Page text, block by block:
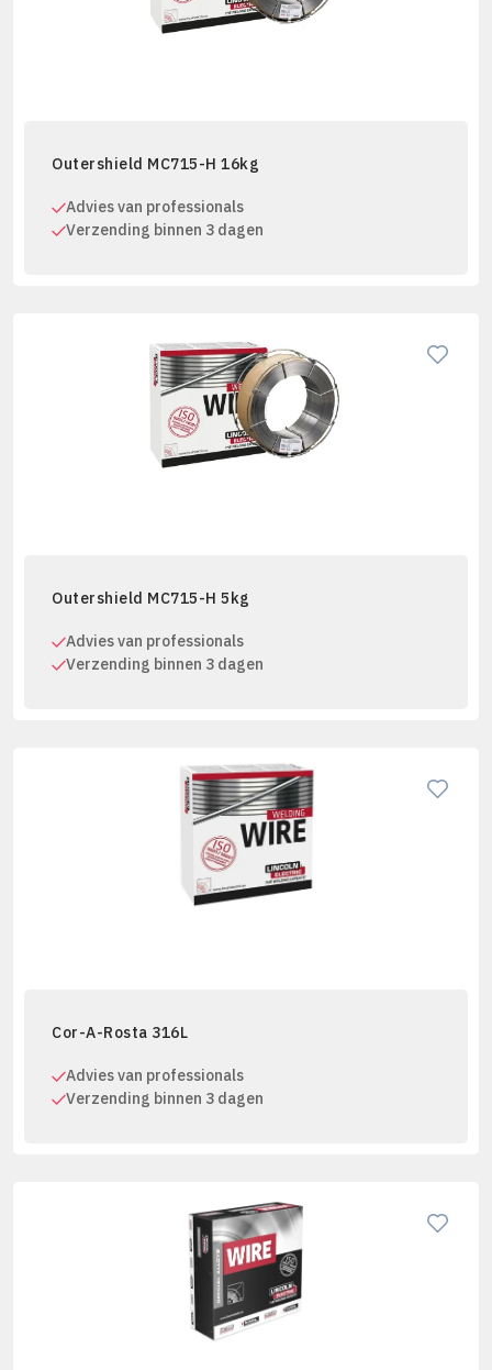
Outershield MC715-H 16kg
Advies van professionals
Verzending binnen 3 dagen
Outershield MC715-H 5kg
Advies van professionals
Verzending binnen 3 dagen
Cor-A-Rosta 316L
Advies van professionals
Verzending binnen 3 dagen